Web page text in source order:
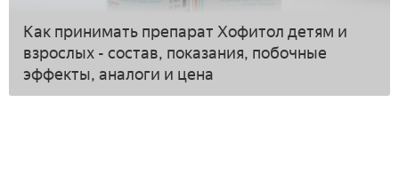
Как принимать препарат Хофитол детям и
взрослых - состав, показания, побочные
эффекты, аналоги и цена